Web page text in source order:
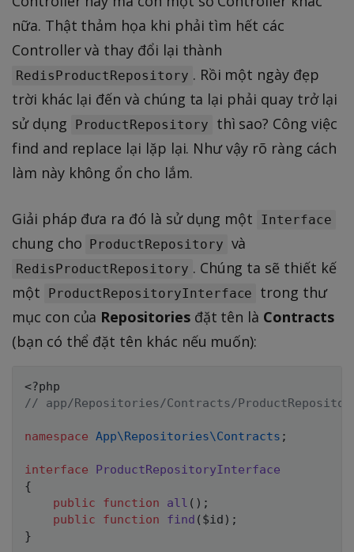
nữa. Thật thảm họa khi phải tìm hết các
Controller và thay đổi lại thành
RedisProductRepository . Rồi một ngày đẹp
trời khác lại đến và chúng ta lại phải quay trở lại
sử dụng
ProductRepository
thì sao? Công việc
find and replace lại lặp lại. Như vậy rõ ràng cách
làm này không ổn cho lắm.
Giải pháp đưa ra đó là sử dụng một Interface
chung cho ProductRepository và
RedisProductRepository . Chúng ta sẽ thiết kế
một
ProductRepositoryInterface
trong thư
mục con của Repositoriesđặt tên là Contracts
(bạn có thể đặt tên khác nếu muốn):
<?php
// app/Repositories/Contracts/
namespace App\Repositories\Contracts ;
interface
ProductRepositoryInterface
{
public
function all ( ) ;
public
function find ( $id ) ;
}